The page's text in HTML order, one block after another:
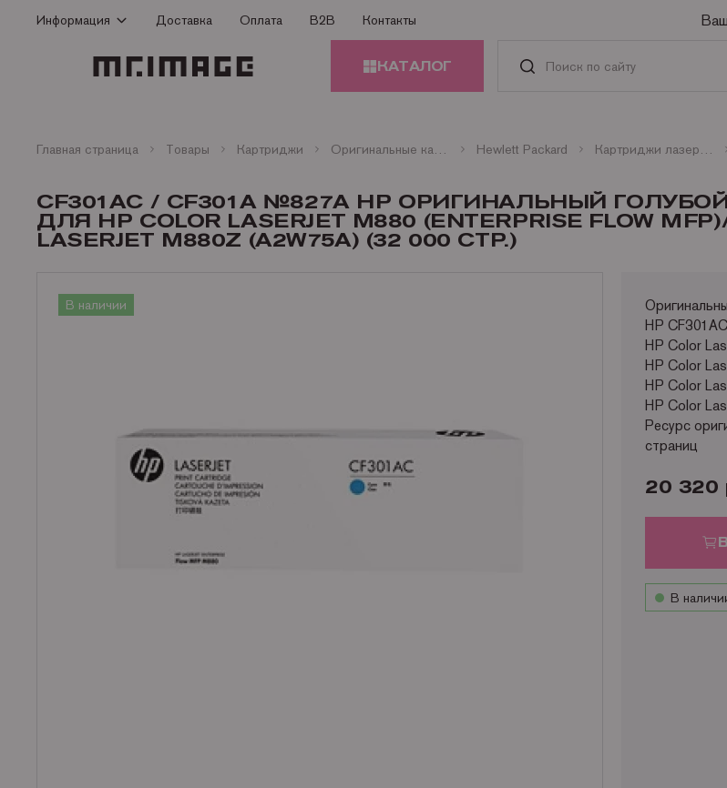
Информация
Доставка
Сертификаты
Контакты
Статьи
Доставка Оплата B2B Контакты
КАТАЛОГ
ПРИНАДЛЕЖНОСТИ
Главная страница Товары Картриджи Оригинальные картриджи Hewlett Packard Картриджи лазерные цветные HP
CF301AC / CF301A №827A HP ОРИГИНАЛЬНЫЙ
ДЛЯ HP COLOR LASERJET M880 (ENTERPRISE FLOW
LASERJET M880Z (A2W75A) (32 000 СТР.)
В наличии
HP
HP Color
HP Color
HP Color
HP Color
Ресурс
страниц
20 320
В